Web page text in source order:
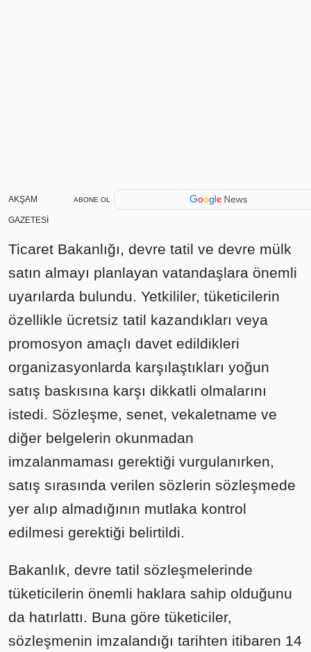
AKŞAM
GAZETESİ
ABONE OL
Ticaret Bakanlığı, devre tatil ve devre mülk
satın almayı planlayan vatandaşlara önemli
uyarılarda bulundu. Yetkililer, tüketicilerin
özellikle ücretsiz tatil kazandıkları veya
promosyon amaçlı davet edildikleri
organizasyonlarda karşılaştıkları yoğun
satış baskısına karşı dikkatli olmalarını
istedi. Sözleşme, senet, vekaletname ve
diğer belgelerin okunmadan
imzalanmaması gerektiği vurgulanırken,
satış sırasında verilen sözlerin sözleşmede
yer alıp almadığının mutlaka kontrol
edilmesi gerektiği belirtildi.
Bakanlık, devre tatil sözleşmelerinde
tüketicilerin önemli haklara sahip olduğunu
da hatırlattı. Buna göre tüketiciler,
sözleşmenin imzalandığı tarihten itibaren 14